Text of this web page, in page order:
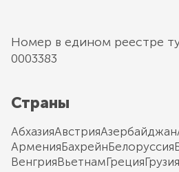
Номер в едином реестре
0003383
Страны
АбхазияАвстрияАзербайджан
АрменияБахрейнБелоруссия
ВенгрияВьетнамГрецияГрузия